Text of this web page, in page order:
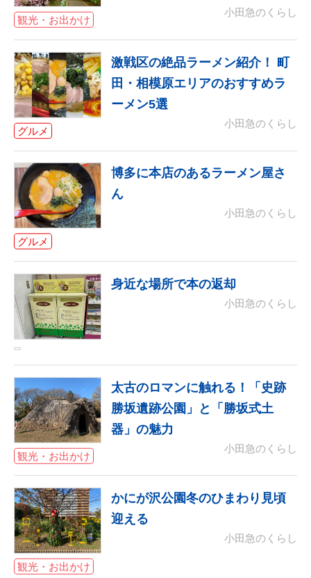
観光・お出かけ
小田急のくらし
グルメ
激戦区の絶品ラーメン紹介！ 町
田・相模原エリアのおすすめラ
ーメン5選
小田急のくらし
グルメ
博多に本店のあるラーメン屋さ
ん
小田急のくらし
身近な場所で本の返却
小田急のくらし
観光・お出かけ
太古のロマンに触れる！「史跡
勝坂遺跡公園」と「勝坂式土
器」の魅力
小田急のくらし
観光・お出かけ
かにが沢公園冬のひまわり見頃
迎える
小田急のくらし